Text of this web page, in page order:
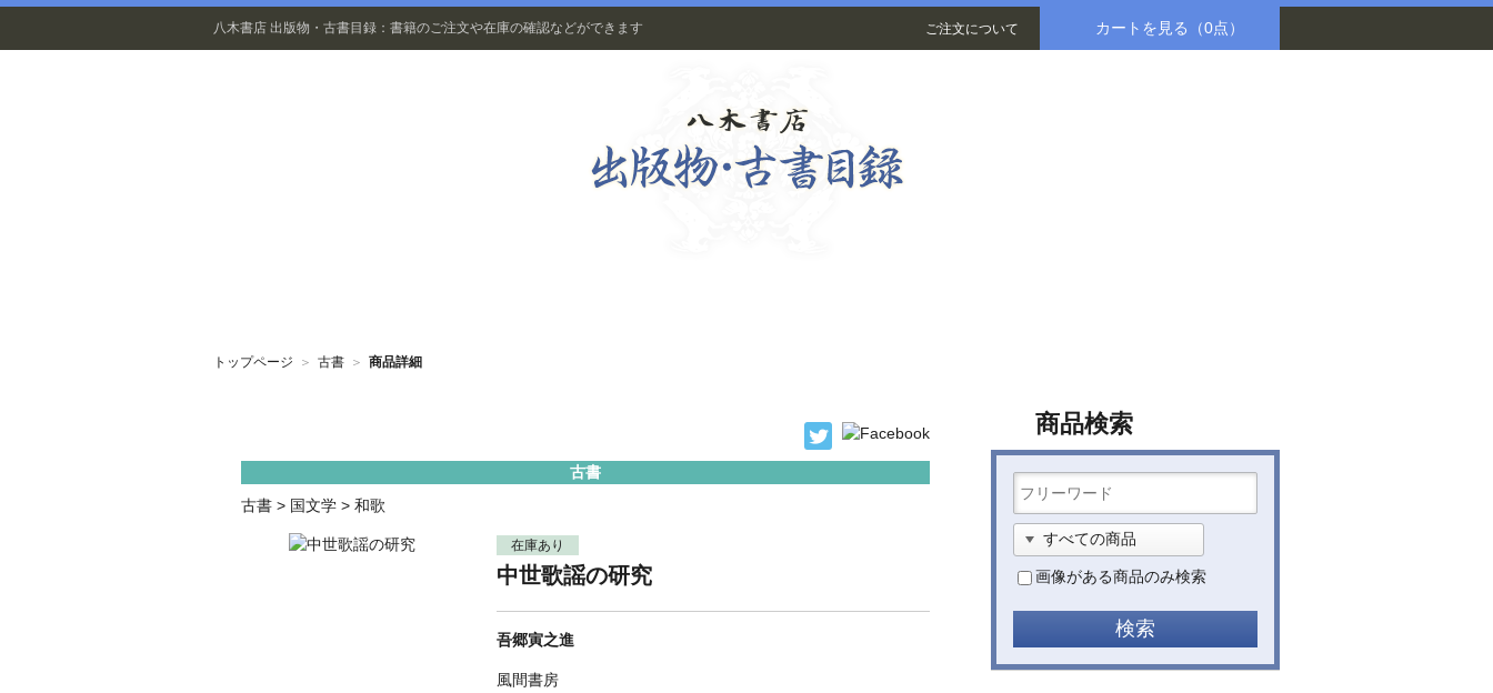
八木書店 出版物・古書目録：書籍のご注文や在庫の確認などができます ご注文について カートを見る （0点）
トップページ ＞ 古書 ＞ 商品詳細
古書
古書 > 国文学 > 和歌
在庫あり
中世歌謡の研究
吾郷寅之進
風間書房
商品検索
画像がある商品のみ検索